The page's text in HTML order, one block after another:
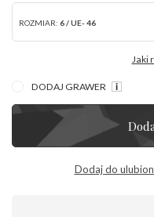
ROZMIAR: 6 / UE- 46
Jaki
DODAJ GRAWER
Dodaj do